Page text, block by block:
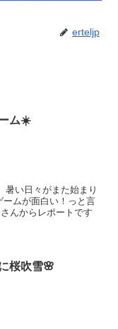
erteljp
ム☀️
暑い日々がまた始まり
ムが面白い！っと言
んからレポートです
桜吹雪🌸